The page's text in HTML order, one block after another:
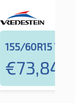
155/60R15 74T
€73,84